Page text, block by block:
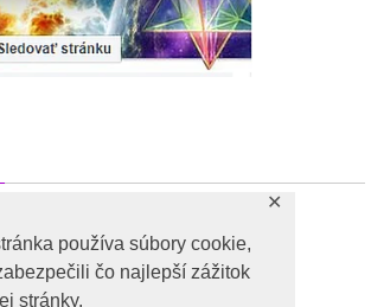
používa súbory cookie,
čo najlepší zážitok
stránky.
✕